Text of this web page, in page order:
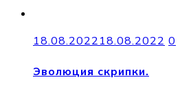
18.08.202218.08.2022 0
Эволюция скрипки.